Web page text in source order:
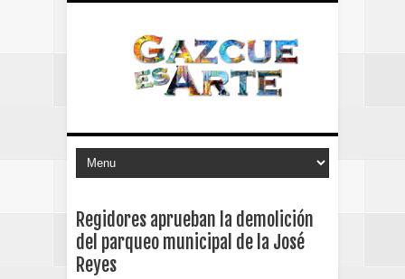
Regidores aprueban la demolición
del parqueo municipal de la José
Reyes